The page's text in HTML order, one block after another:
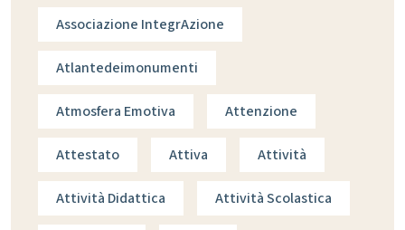
Associazione IntegrAzione
Atlantedeimonumenti
Atmosfera Emotiva Attenzione
Attestato Attiva Attività
Attività Didattica Attività Scolastica